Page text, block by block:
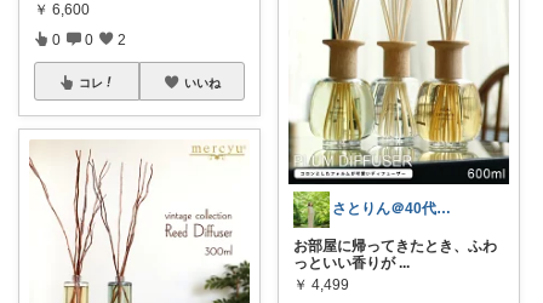
￥ 6,600
0 0 2
コレ いいね
さとりん＠40代〜コスメゆるミニマム生活
お部屋に帰ってきたとき、ふわ
っといい香りが ...
￥ 4,499